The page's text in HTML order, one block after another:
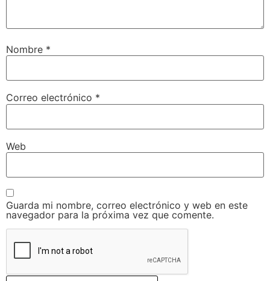
Nombre *
Correo electrónico *
Web
Guarda mi nombre, correo electrónico y web en este
navegador para la próxima vez que comente.